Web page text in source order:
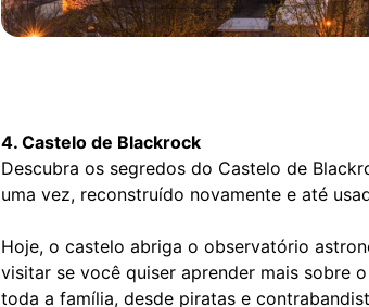
4. Castelo de Blackrock
Descubra os segredos do Castelo de
uma vez, reconstruído novamente e até
Hoje, o castelo abriga o observatório
visitar se você quiser aprender mais sobre
toda a família, desde piratas e